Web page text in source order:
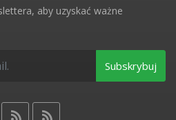
aby uzyskać ważne
Subskrybuj